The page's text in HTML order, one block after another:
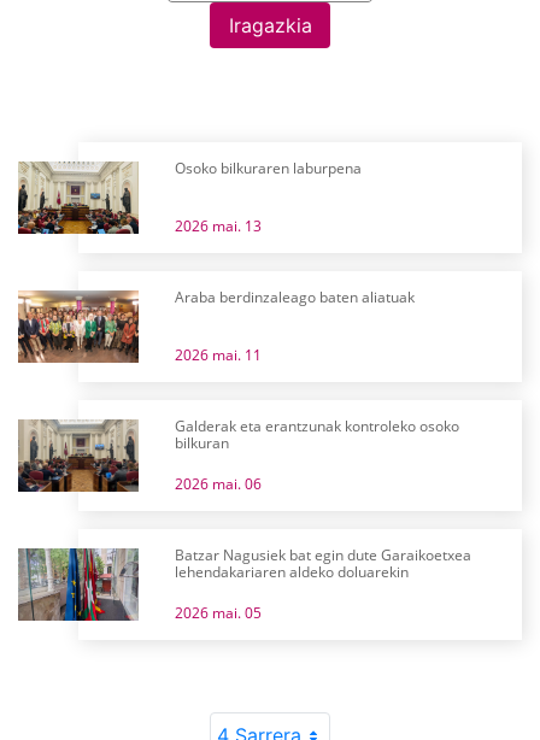
Iragazkia
Osoko bilkuraren laburpena
2026 mai. 13
Araba berdinzaleago baten aliatuak
2026 mai. 11
Galderak eta erantzunak kontroleko osoko
bilkuran
2026 mai. 06
Batzar Nagusiek bat egin dute Garaikoetxea
lehendakariaren aldeko doluarekin
2026 mai. 05
4 Sarrera